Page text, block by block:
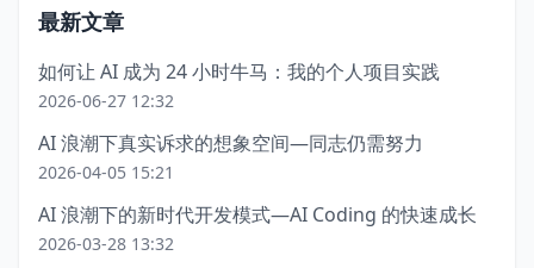
最新文章
如何让 AI 成为 24 小时牛马：我的个人项目实践
2026-06-27 12:32
AI 浪潮下真实诉求的想象空间—同志仍需努力
2026-04-05 15:21
AI 浪潮下的新时代开发模式—AI Coding 的快速成长
2026-03-28 13:32